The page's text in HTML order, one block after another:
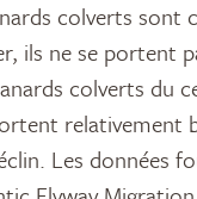
colverts sont
ils ne se portent
colverts du
relativement
Les données